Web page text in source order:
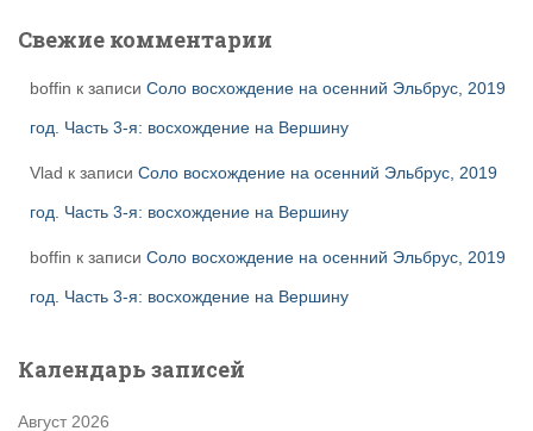
Свежие комментарии
boffin к записи Соло восхождение на осенний Эльбрус, 2019
год. Часть 3-я: восхождение на Вершину
Vlad к записи Соло восхождение на осенний Эльбрус, 2019
год. Часть 3-я: восхождение на Вершину
boffin к записи Соло восхождение на осенний Эльбрус, 2019
год. Часть 3-я: восхождение на Вершину
Календарь записей
Август 2026